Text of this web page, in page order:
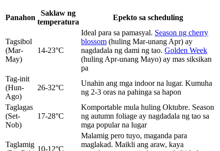
Panahon
Saklaw ng
temperatura
Epekto sa scheduling
Tagsibol
(Mar-
May)
14-23°C
Ideal para sa pamasyal. Season ng cherry
blossom (huling Mar-unang Apr) ay
nagdadala ng dami ng tao. Golden Week
(huling Apr-unang Mayo) ay mas siksikan
pa
Tag-init
(Hun-
Ago)
26-32°C
Unahin ang mga indoor na lugar. Kumuha
ng 2-3 oras na pahinga sa hapon
Taglagas
(Set-
Nob)
17-28°C
Komportable mula huling Oktubre. Season
ng autumn foliage ay nagdadala ng tao sa
mga popular na lugar
Taglamig
10-12°C
Malamig pero tuyo, maganda para
maglakad. Maikli ang araw, kaya